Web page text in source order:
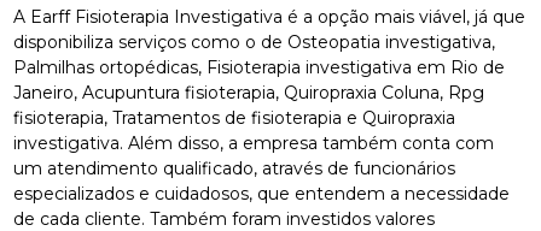
A Earff Fisioterapia Investigativa é a opção mais viável, já que
disponibiliza serviços como o de Osteopatia investigativa,
Palmilhas ortopédicas, Fisioterapia investigativa em Rio de
Janeiro, Acupuntura fisioterapia, Quiropraxia Coluna, Rpg
fisioterapia, Tratamentos de fisioterapia e Quiropraxia
investigativa. Além disso, a empresa também conta com
um atendimento qualificado, através de funcionários
especializados e cuidadosos, que entendem a necessidade
de cada cliente. Também foram investidos valores